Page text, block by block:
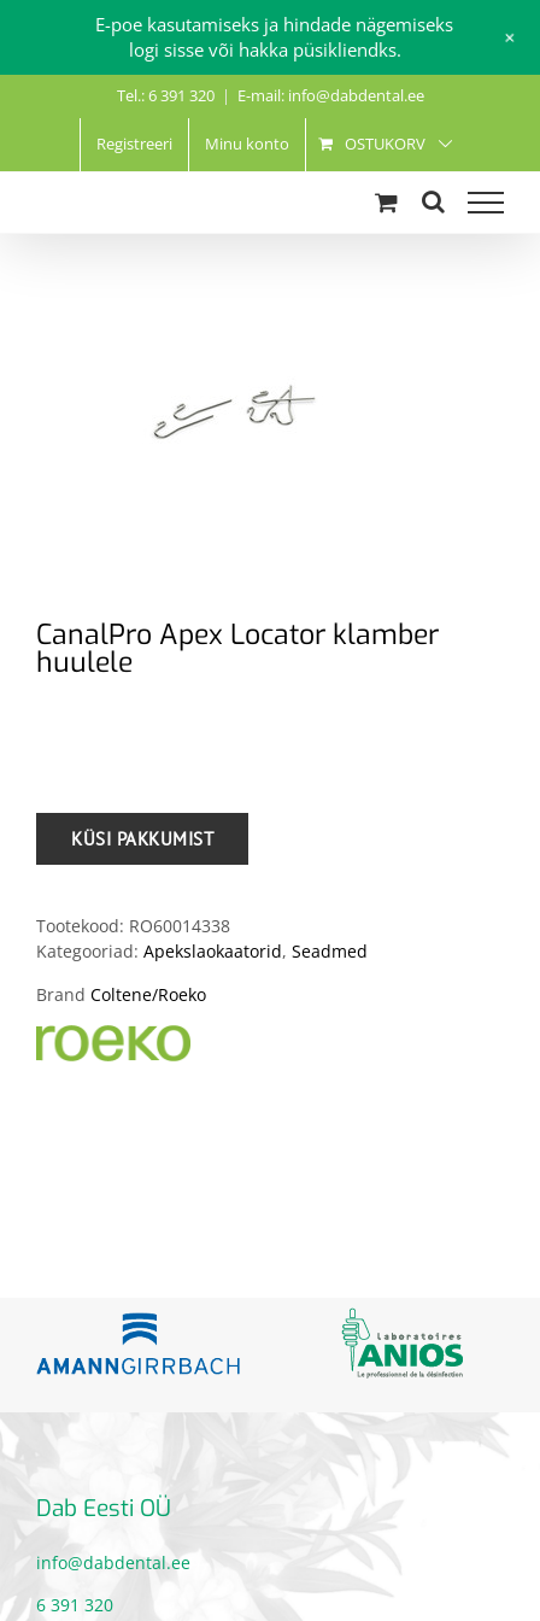
Tel.: 6 391 320 | E-mail: info@dabdental.ee
Registreeri Minu konto OSTUKORV
CanalPro Apex Locator klamber
huulele
Tootekood: RO60014338
Kategooriad: Apekslaokaatorid, Seadmed
Brand Coltene/Roeko
Dab Eesti OÜ
info@dabdental.ee
6 391 320
E-poe kasutamiseks ja hindade nägemiseks
logi sisse või hakka püsikliendks.
+